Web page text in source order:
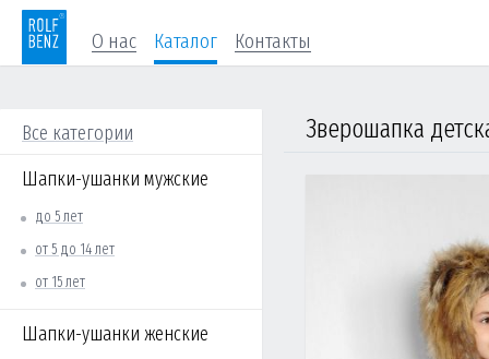
О нас Каталог Контакты
Все категории
Шапки-ушанки мужские
до 5 лет
от 5 до 14 лет
от 15 лет
Шапки-ушанки женские
Зверошапка